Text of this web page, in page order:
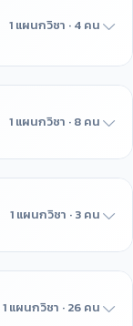
1 แผนกวิชา · 4 คน
1 แผนกวิชา · 8 คน
1 แผนกวิชา · 3 คน
1 แผนกวิชา · 26 คน